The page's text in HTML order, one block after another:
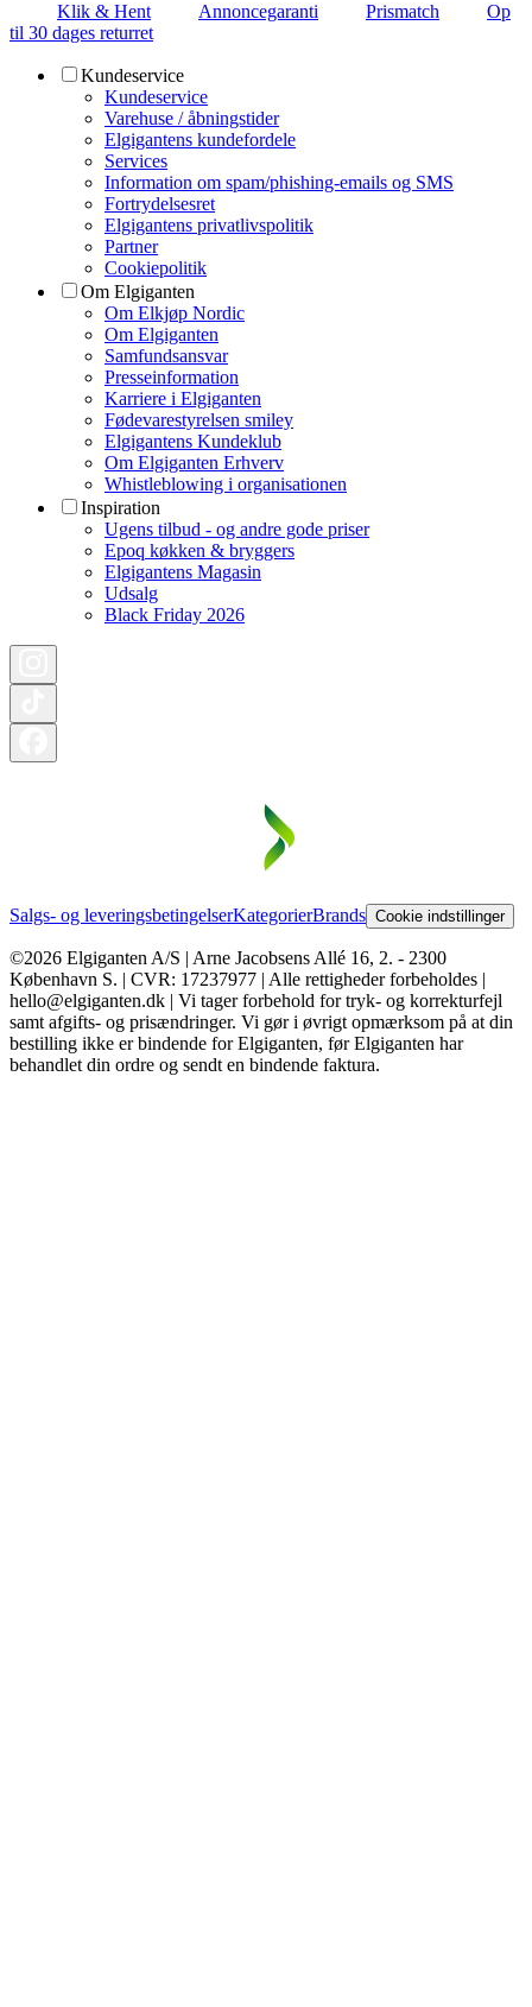
Klik & Hent Annoncegaranti Prismatch
Op
til 30 dages returret
Kundeservice
Kundeservice
Varehuse / åbningstider
Elgigantens kundefordele
Services
Information om spam/phishing-emails og SMS
Fortrydelsesret
Elgigantens privatlivspolitik
Partner
Cookiepolitik
Om Elgiganten
Om Elkjøp Nordic
Om Elgiganten
Samfundsansvar
Presseinformation
Karriere i Elgiganten
Fødevarestyrelsen smiley
Elgigantens Kundeklub
Om Elgiganten Erhverv
Whistleblowing i organisationen
Inspiration
Ugens tilbud - og andre gode priser
Epoq køkken & bryggers
Elgigantens Magasin
Udsalg
Black Friday 2026
Salgs- og leveringsbetingelserKategorierBrands Cookie indstillinger
©2026 Elgiganten A/S | Arne Jacobsens Allé 16, 2. - 2300
København S. | CVR: 17237977 | Alle rettigheder forbeholdes |
hello@elgiganten.dk | Vi tager forbehold for tryk- og korrekturfejl
samt afgifts- og prisændringer. Vi gør i øvrigt opmærksom på at din
bestilling ikke er bindende for Elgiganten, før Elgiganten har
behandlet din ordre og sendt en bindende faktura.